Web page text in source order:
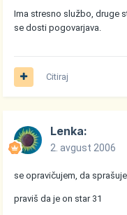
Ima stresno službo, druge
se dosti pogovarjava.
Citiraj
Lenka:
2. avgust 2006
se opravičujem, da
praviš da je on star 31